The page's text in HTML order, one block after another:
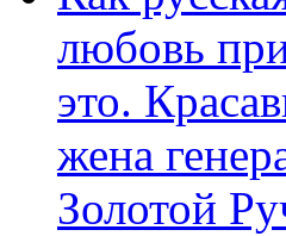
любовь
это.
жена
Золотой